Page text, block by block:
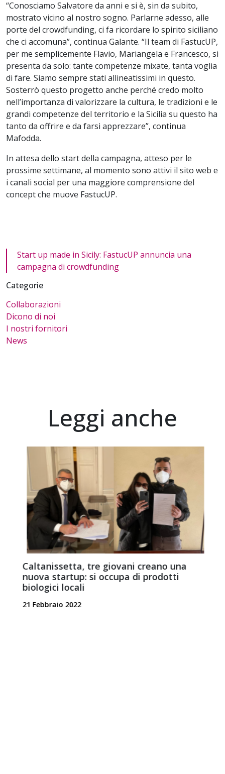
“Conosciamo Salvatore da anni e si è, sin da subito,
mostrato vicino al nostro sogno. Parlarne adesso, alle
porte del crowdfunding, ci fa ricordare lo spirito siciliano
che ci accomuna”, continua Galante. “Il team di FastucUP,
per me semplicemente Flavio, Mariangela e Francesco, si
presenta da solo: tante competenze mixate, tanta voglia
di fare. Siamo sempre stati allineatissimi in questo.
Sosterrò questo progetto anche perché credo molto
nell’importanza di valorizzare la cultura, le tradizioni e le
grandi competenze del territorio e la Sicilia su questo ha
tanto da offrire e da farsi apprezzare”, continua
Mafodda.
In attesa dello start della campagna, atteso per le
prossime settimane, al momento sono attivi il sito web e
i canali social per una maggiore comprensione del
concept che muove FastucUP.
Start up made in Sicily: FastucUP annuncia una
campagna di crowdfunding
Categorie
Collaborazioni
Dicono di noi
I nostri fornitori
News
Leggi anche
Caltanissetta, tre giovani creano una
nuova startup: si occupa di prodotti
biologici locali
21 Febbraio 2022